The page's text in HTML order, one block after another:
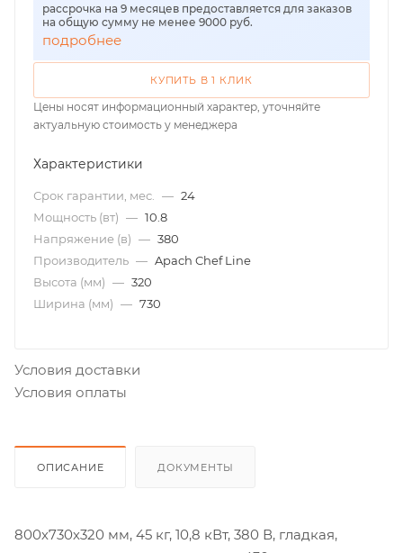
рассрочка на 9 месяцев предоставляется для заказов
на общую сумму не менее 9000 руб.
подробнее
КУПИТЬ В 1 КЛИК
Цены носят информационный характер, уточняйте
актуальную стоимость у менеджера
Характеристики
Срок гарантии, мес. — 24
Мощность (вт) — 10.8
Напряжение (в) — 380
Производитель — Apach Chef Line
Высота (мм) — 320
Ширина (мм) — 730
Условия доставки
Условия оплаты
ОПИСАНИЕ ДОКУМЕНТЫ
800х730х320 мм, 45 кг, 10,8 кВт, 380 В, гладкая,